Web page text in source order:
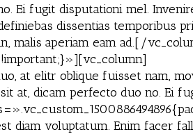
Ei fugit disputationi mel.
dissentias temporibus
malis aperiam eam ad.[/
at elitr oblique fuisset nam,
at, dicam perfecto duo no. Ei
diam voluptatum. Enim facer